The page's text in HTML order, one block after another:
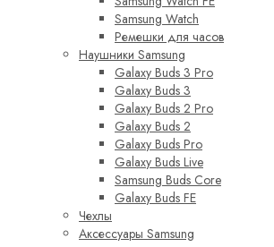
Samsung Watch
Ремешки для часов
Наушники Samsung
Galaxy Buds 3 Pro
Galaxy Buds 3
Galaxy Buds 2 Pro
Galaxy Buds 2
Galaxy Buds Pro
Galaxy Buds Live
Samsung Buds Core
Galaxy Buds FE
Чехлы
Аксессуары Samsung